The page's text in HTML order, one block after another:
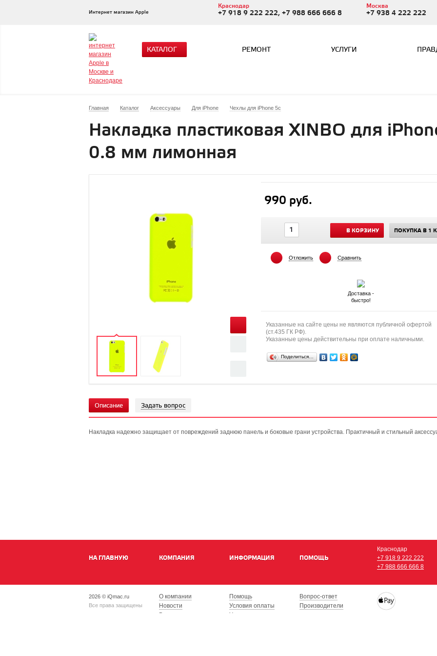
Интернет магазин Apple
Краснодар
+7 918 9 222 222, +7 988 666 666 8
Москва
+7 938 4 222 222
КАТАЛОГ РЕМОНТ УСЛУГИ
Главная Каталог Аксессуары Для iPhone Чехлы для iPhone 5c
Накладка пластиковая XINBO для
0.8 мм лимонная
990 руб.
В КОРЗИНУ ПОКУПКА В 1
Отложить Сравнить
Доставка -
быстро!
Указанные на сайте цены не являются публичной офертой
(ст.435 ГК РФ).
Указанные цены действительны при оплате наличными.
Поделиться…
Описание Задать вопрос
Накладка надежно защищает от повреждений заднюю панель и боковые грани устройства. Практичный и стильный
НА ГЛАВНУЮ КОМПАНИЯ ИНФОРМАЦИЯ ПОМОЩЬ
Краснодар
+7 918 9 222 222
+7 988 666 666 8
2026 © iQmac.ru
Все права защищены
О компании
Новости
Вакансии
Помощь
Условия оплаты
Условия доставки
Вопрос-ответ
Производители